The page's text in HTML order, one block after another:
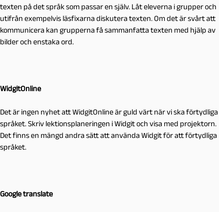
texten på det språk som passar en själv. Låt eleverna i grupper och
utifrån exempelvis läsfixarna diskutera texten. Om det är svårt att
kommunicera kan grupperna få sammanfatta texten med hjälp av
bilder och enstaka ord.
WidgitOnline
Det är ingen nyhet att WidgitOnline är guld värt när vi ska förtydliga
språket. Skriv lektionsplaneringen i Widgit och visa med projektorn.
Det finns en mängd andra sätt att använda Widgit för att förtydliga
språket.
Google translate